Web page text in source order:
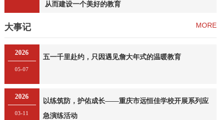
从而建设一个美好的教育
大事记 MORE
2026
05-07
五一千里赴约，只因遇见詹大年式的温暖教育
2026
03-11
以练筑防，护佑成长——重庆市远恒佳学校开展系列应
急演练活动